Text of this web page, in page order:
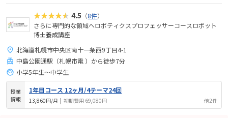
★★★★★ 4.5 （8件）
さらに専門的な領域へロボティクスプロフェッサーコースロボット
博士養成講座
北海道札幌市中央区南十一条西9丁目4-1
中島公園通駅（札幌市電 ）から徒歩7分
小学5年生～中学生
授業
情報
1年目コース 12ヶ月/4テーマ24回
13,860円/月 | 初期費用 69,080円 他2件